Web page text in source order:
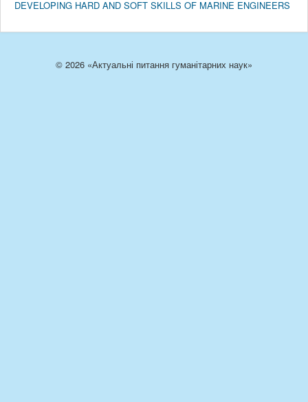
DEVELOPING HARD AND SOFT SKILLS OF MARINE ENGINEERS
© 2026 «Актуальні питання гуманітарних наук»